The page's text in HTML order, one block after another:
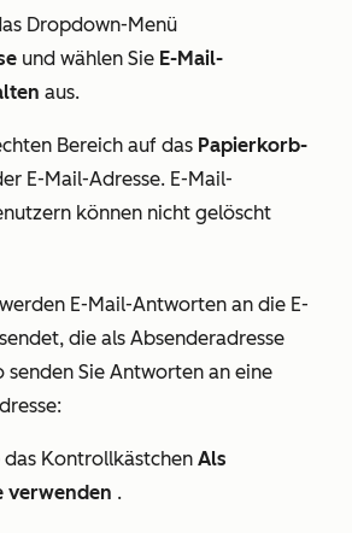
Dropdown-Menü
und wählen Sie E-Mail-
aus.
Bereich auf das Papierkorb-
E-Mail-Adresse. E-Mail-
können nicht gelöscht
E-Mail-Antworten an die E-
die als Absenderadresse
senden Sie Antworten an eine
das Kontrollkästchen Als
verwenden .